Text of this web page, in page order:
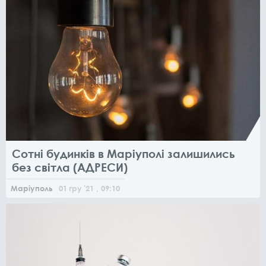
Сотні будинків в Маріуполі залишились
без світла (АДРЕСИ)
Маріуполь 01 гру '21 , 09:10